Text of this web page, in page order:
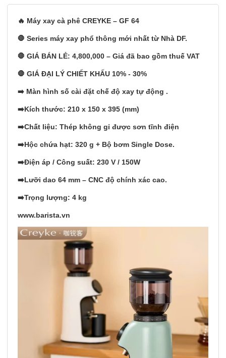
🔥 Máy xay cà phê CREYKE – GF 64
🛑 Series máy xay phổ thông mới nhất từ Nhà DF.
🛑 GIÁ BÁN LẺ: 4,800,000 – Giá đã bao gồm thuế VAT
🛑 GIÁ ĐẠI LÝ CHIẾT KHẤU 10% - 30%
➡️ Màn hình số cài đặt chế độ xay tự động .
➡️Kích thước: 210 x 150 x 395 (mm)
➡️Chất liệu: Thép không gỉ được sơn tĩnh điện
➡️Hộc chứa hạt: 320 g + Bộ bơm Single Dose.
➡️Điện áp / Công suất: 230 V / 150W
➡️Lưỡi dao 64 mm – CNC độ chính xác cao.
➡️Trọng lượng: 4 kg
www.barista.vn